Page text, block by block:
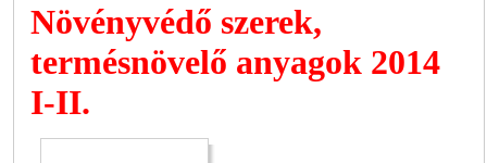
Növényvédő szerek,
termésnövelő anyagok 2014
I-II.